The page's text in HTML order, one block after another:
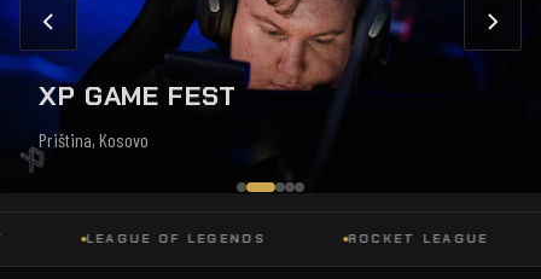
XP GAME FEST
Priština, Kosovo
LEAGUE OF LEGENDS ROCKET LEAGUE